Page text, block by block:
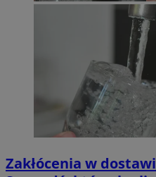
Zakłócenia w